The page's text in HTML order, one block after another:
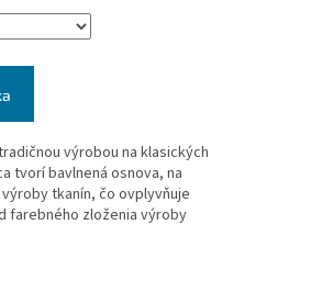
výrobou na klasických
tvorí bavlnená osnova, na
tkanín, čo ovplyvňuje
farebného zloženia výroby